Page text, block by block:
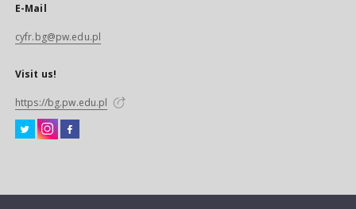
E-Mail
cyfr.bg@pw.edu.pl
Visit us!
https://bg.pw.edu.pl